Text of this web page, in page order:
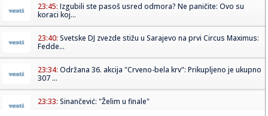
23:45: Izgubili ste pasoš usred odmora? Ne paničite: Ovo su
koraci koj...
23:40: Svetske DJ zvezde stižu u Sarajevo na prvi Circus Maximus:
Fedde...
23:34: Održana 36. akcija "Crveno-bela krv": Prikupljeno je ukupno
307 ...
23:33: Sinančević: "Želim u finale"